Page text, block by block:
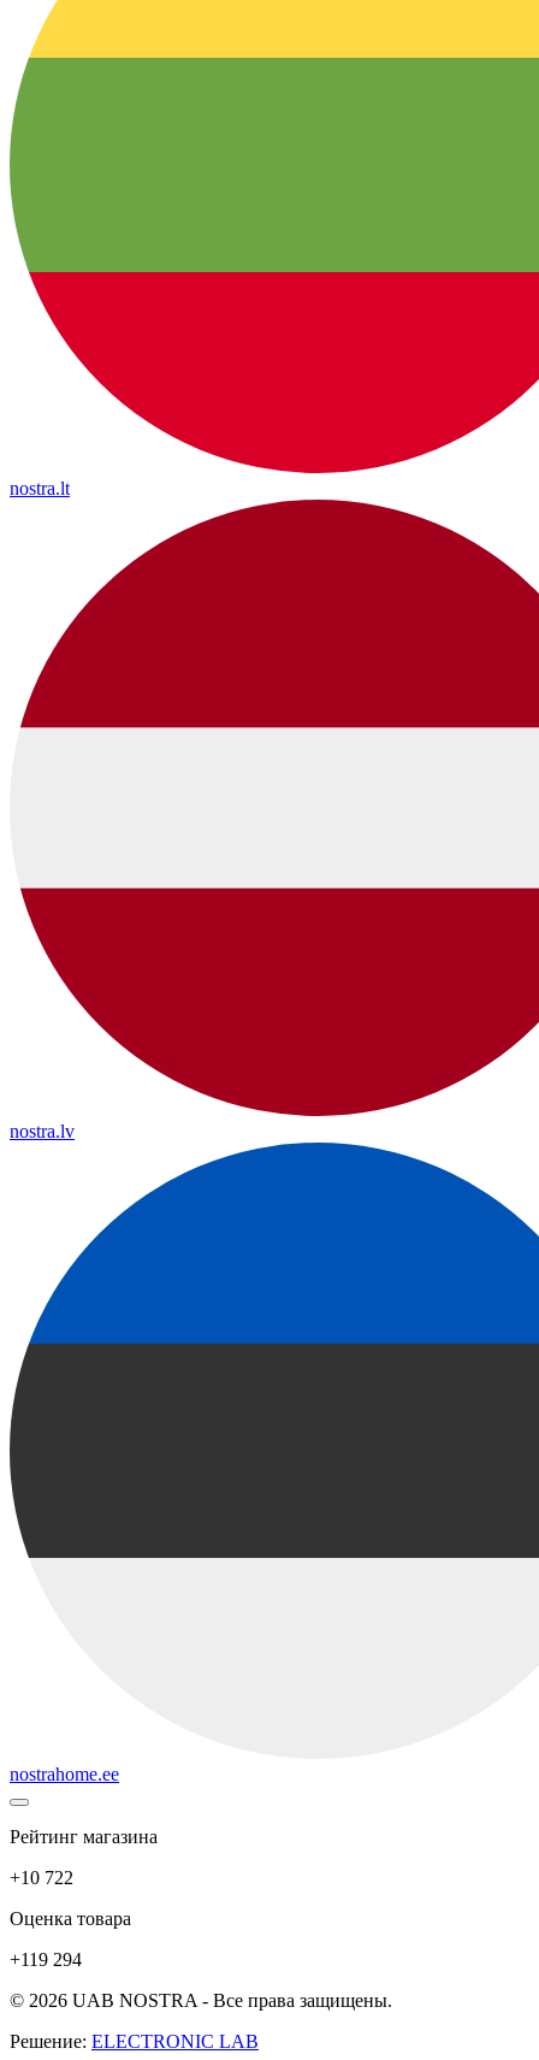
nostra.lt
nostra.lv
nostrahome.ee
Рейтинг магазина
+10 722
Оценка товара
+119 294
© 2026 UAB NOSTRA - Все права защищены.
Решение: ELECTRONIC LAB